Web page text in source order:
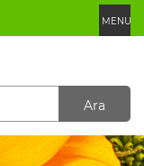
MENU
Ara